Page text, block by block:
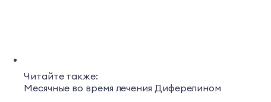
Читайте также:
Месячные во время лечения Диферелином